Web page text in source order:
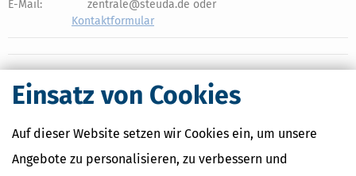
Einsatz von Cookies
Auf dieser Website setzen wir Cookies ein, um unsere
Angebote zu personalisieren, zu verbessern und
E-Mail:
zentrale@steuda.de oder
Kontaktformular